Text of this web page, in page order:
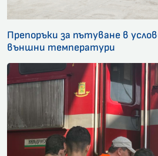
Препоръки за пътуване в
външни температури